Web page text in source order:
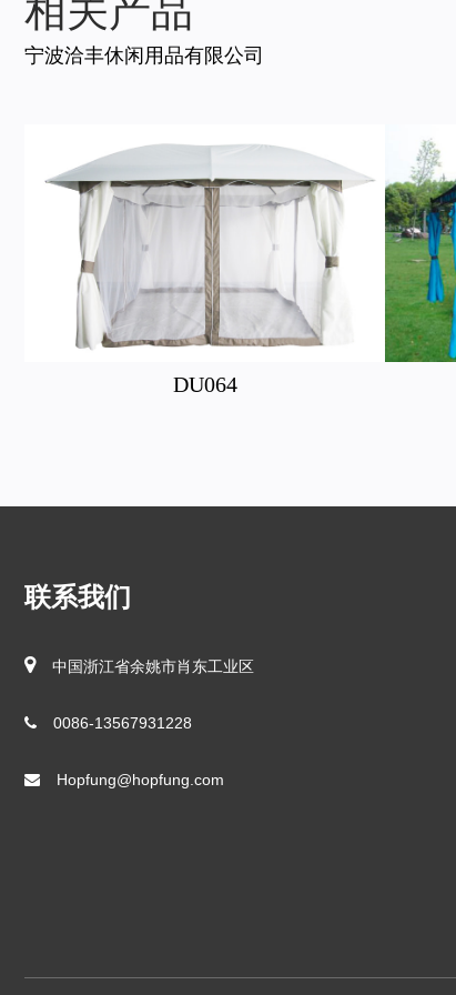
相关产品
宁波洽丰休闲用品有限公司
DU064
联系我们
中国浙江省余姚市肖东工业区
0086-13567931228
Hopfung@hopfung.com